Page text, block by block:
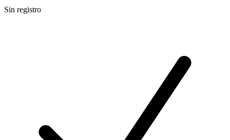
Sin registro